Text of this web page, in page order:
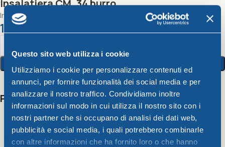
Questo sito web utilizza i cookie
Utilizziamo i cookie per personalizzare contenuti ed
annunci, per fornire funzionalità dei social media e per
analizzare il nostro traffico. Condividiamo inoltre
informazioni sul modo in cui utilizza il nostro sito con i
nostri partner che si occupano di analisi dei dati web,
pubblicità e social media, i quali potrebbero combinarle
con altre informazioni che ha fornito loro o che hanno
Insalatiera CM. 34 burro
Insalatiera Cm.34
12,88
Potrebbero interessarti anche